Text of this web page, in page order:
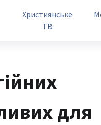
Християнське
ТВ
для